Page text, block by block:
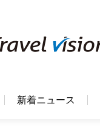
新着ニュース